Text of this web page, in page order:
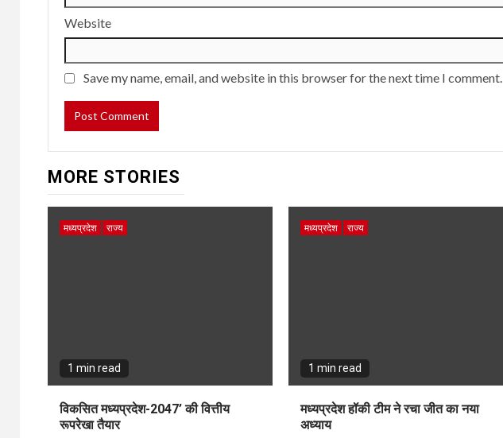
Website
Save my name, email, and website in this browser for the next time I comment.
MORE STORIES
मध्यप्रदेश राज्य
1 min read
विकसित मध्यप्रदेश-2047’ की वित्तीय
रूपरेखा तैयार
मध्यप्रदेश राज्य
1 min read
मध्यप्रदेश हॉकी टीम ने रचा जीत का नया
अध्याय